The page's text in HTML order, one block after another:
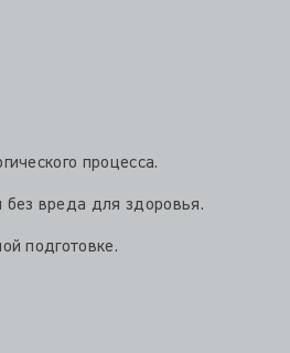
процесса.
без вреда для здоровья.
подготовке.